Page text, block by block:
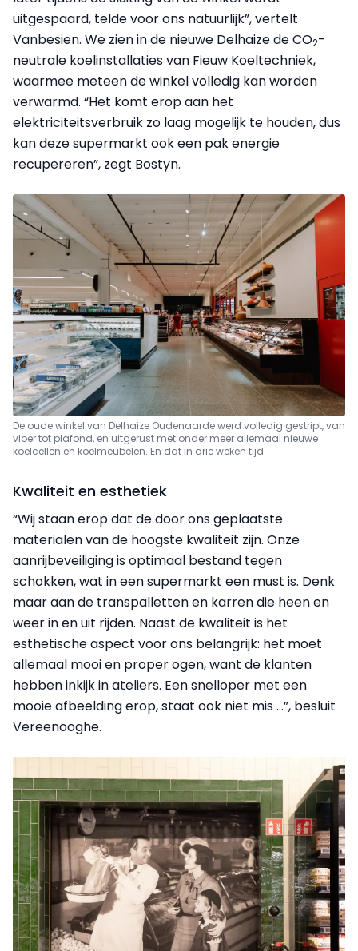
uitgespaard, telde voor ons natuurlijk”, vertelt
Vanbesien. We zien in de nieuwe Delhaize de CO2-
neutrale koelinstallaties van Fieuw Koeltechniek,
waarmee meteen de winkel volledig kan worden
verwarmd. “Het komt erop aan het
elektriciteitsverbruik zo laag mogelijk te houden, dus
kan deze supermarkt ook een pak energie
recupereren”, zegt Bostyn.
De oude winkel van Delhaize Oudenaarde werd volledig gestript, van
vloer tot plafond, en uitgerust met onder meer allemaal nieuwe
koelcellen en koelmeubelen. En dat in drie weken tijd
Kwaliteit en esthetiek
“Wij staan erop dat de door ons geplaatste
materialen van de hoogste kwaliteit zijn. Onze
aanrijbeveiliging is optimaal bestand tegen
schokken, wat in een supermarkt een must is. Denk
maar aan de transpalletten en karren die heen en
weer in en uit rijden. Naast de kwaliteit is het
esthetische aspect voor ons belangrijk: het moet
allemaal mooi en proper ogen, want de klanten
hebben inkijk in ateliers. Een snelloper met een
mooie afbeelding erop, staat ook niet mis …”, besluit
Vereenooghe.